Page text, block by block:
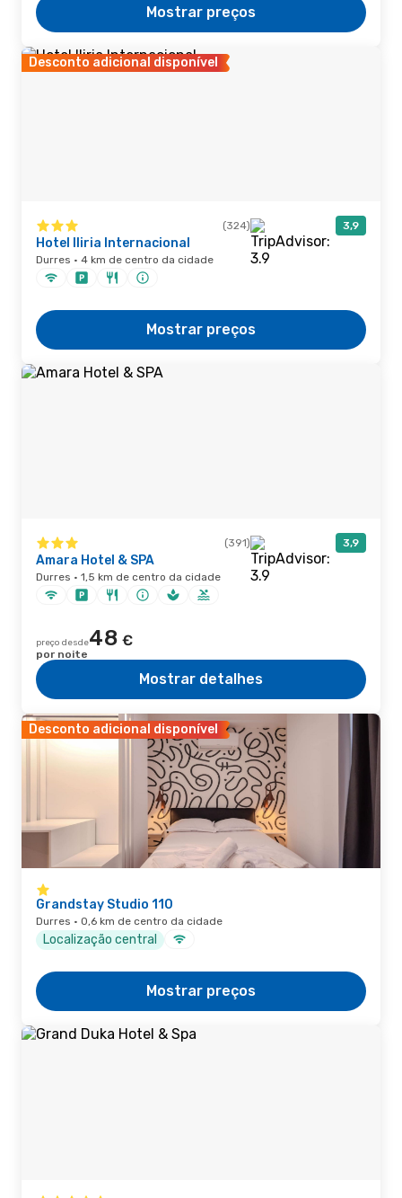
Mostrar preços
Desconto adicional disponível
(324) 3,9
Hotel Iliria Internacional
Durres · 4 km de centro da cidade
Mostrar preços
(391) 3,9
Amara Hotel & SPA
Durres · 1,5 km de centro da cidade
preço desde48 €
por noite
Mostrar detalhes
Desconto adicional disponível
Grandstay Studio 110
Durres · 0,6 km de centro da cidade
Localização central
Mostrar preços